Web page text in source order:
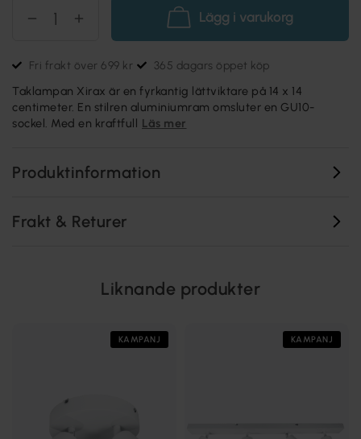
Lägg i varukorg
Fri frakt över 699 kr 365 dagars öppet köp
Taklampan Xirax är en fyrkantig lättviktare på 14 x 14
centimeter. En stilren aluminiumram omsluter en GU10-
sockel. Med en kraftfull Läs mer
Produktinformation
Frakt & Returer
Liknande produkter
KAMPANJ KAMPANJ